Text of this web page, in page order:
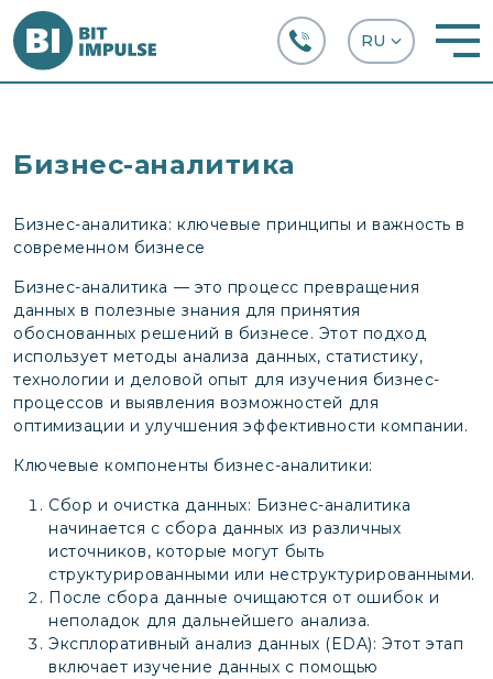
Бизнес-аналитика
Бизнес-аналитика: ключевые принципы и важность в
современном бизнесе
Бизнес-аналитика — это процесс превращения
данных в полезные знания для принятия
обоснованных решений в бизнесе. Этот подход
использует методы анализа данных, статистику,
технологии и деловой опыт для изучения бизнес-
процессов и выявления возможностей для
оптимизации и улучшения эффективности компании.
Ключевые компоненты бизнес-аналитики:
Сбор и очистка данных: Бизнес-аналитика
начинается с сбора данных из различных
источников, которые могут быть
структурированными или неструктурированными.
После сбора данные очищаются от ошибок и
неполадок для дальнейшего анализа.
Эксплоративный анализ данных (EDA): Этот этап
включает изучение данных с помощью